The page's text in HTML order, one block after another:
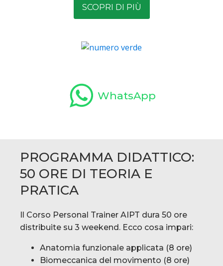
SCOPRI DI PIÙ
WhatsApp
PROGRAMMA DIDATTICO:
50 ORE DI TEORIA E
PRATICA
Il Corso Personal Trainer AIPT dura 50 ore
distribuite su 3 weekend. Ecco cosa impari:
Anatomia funzionale applicata (8 ore)
Biomeccanica del movimento (8 ore)